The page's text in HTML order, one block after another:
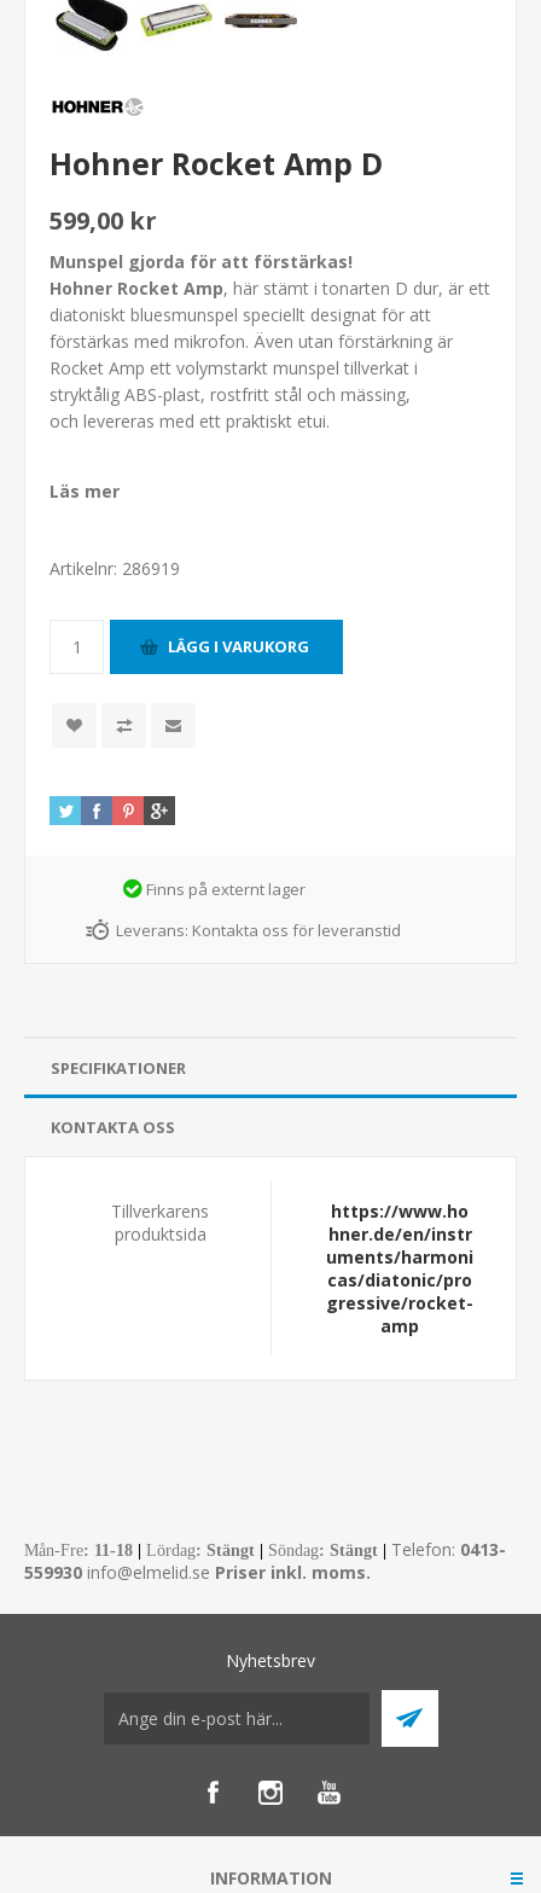
Hohner Rocket Amp D
599,00 kr
Munspel gjorda för att förstärkas!
Hohner Rocket Amp, här stämt i tonarten D dur, är ett
diatoniskt bluesmunspel speciellt designat för att
förstärkas med mikrofon. Även utan förstärkning är
Rocket Amp ett volymstarkt munspel tillverkat i
stryktålig ABS-plast, rostfritt stål och mässing,
och levereras med ett praktiskt etui.
Läs mer
Artikelnr: 286919
Finns på externt lager
Leverans: Kontakta oss för leveranstid
SPECIFIKATIONER
KONTAKTA OSS
Tillverkarens
produktsida
https://www.ho
hner.de/en/instr
uments/harmoni
cas/diatonic/pro
gressive/rocket-
amp
Mån-Fre: 11-18 | Lördag: Stängt | Söndag: Stängt | Telefon: 0413-
559930 info@elmelid.se Priser inkl. moms.
Nyhetsbrev
INFORMATION